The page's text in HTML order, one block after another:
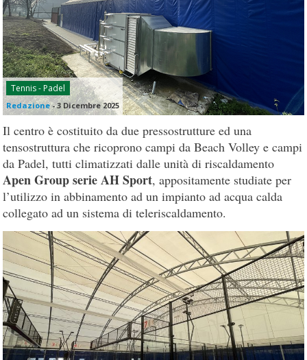
Tennis - Padel
Redazione-3 Dicembre 2025
Il centro è costituito da due pressostrutture ed una
tensostruttura che ricoprono campi da Beach Volley e campi
da Padel, tutti climatizzati dalle unità di riscaldamento
Apen Group serie AH Sport, appositamente studiate per
l’utilizzo in abbinamento ad un impianto ad acqua calda
collegato ad un sistema di teleriscaldamento.